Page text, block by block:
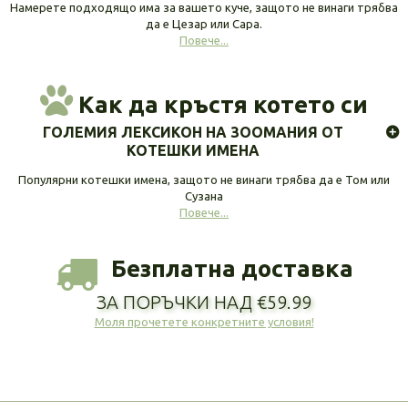
Намерете подходящо има за вашето куче, защото не винаги трябва
да е Цезар или Сара.
Повече...
Как да кръстя котето си
ГОЛЕМИЯ ЛЕКСИКОН НА ЗООМАНИЯ ОТ
КОТЕШКИ ИМЕНА
Популярни котешки имена, защото не винаги трябва да е Том или
Сузана
Повече...
Безплатна доставка
ЗА ПОРЪЧКИ НАД €59.99
Моля прочетете конкретните условия!